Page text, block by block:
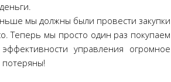
мы должны были провести закупки
Теперь мы просто один раз покупаем
управления огромное